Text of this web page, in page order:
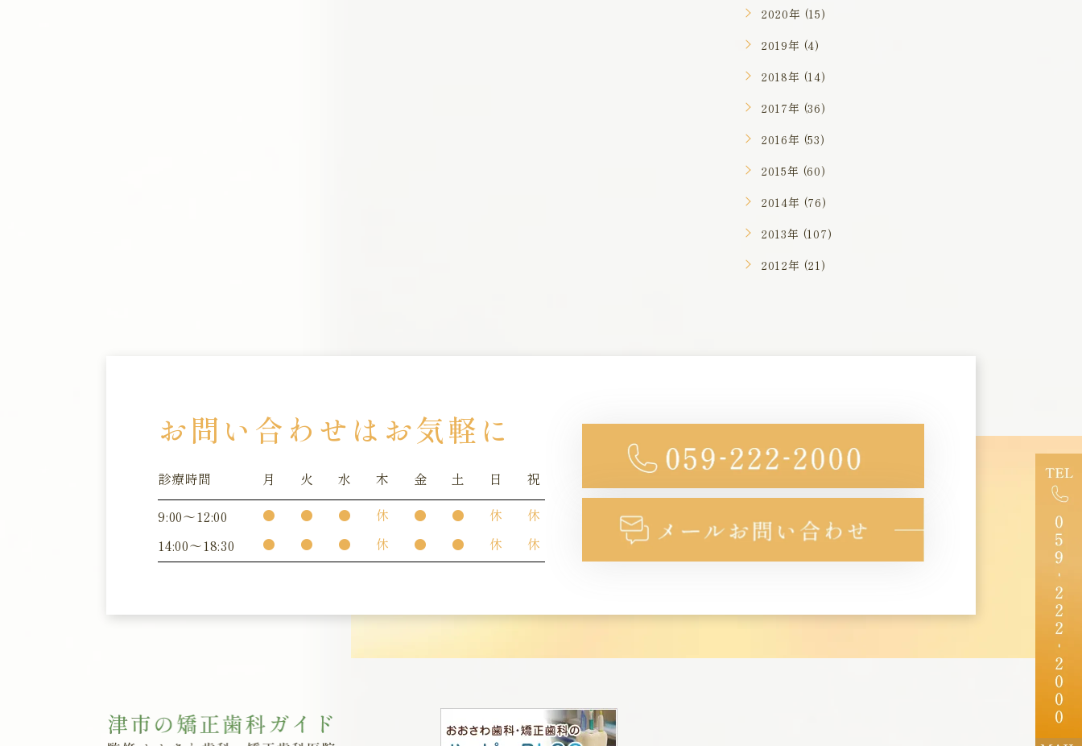
2020年 (15)
2019年 (4)
2018年 (14)
2017年 (36)
2016年 (53)
2015年 (60)
2014年 (76)
2013年 (107)
2012年 (21)
お問い合わせはお気軽に
診療時間 月 火 水 木 金 土 日
祝
9:00～12:00
● ● ● 休 ● ● 休
休
14:00～18:30
● ● ● 休 ● ● 休 休